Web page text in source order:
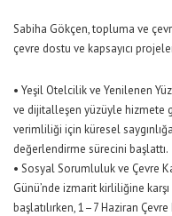
Sabiha Gökçen, topluma ve
çevre dostu ve kapsayıcı
• Yeşil Otelcilik ve Yenilenen
ve dijitalleşen yüzüyle hizmete
verimliliği için küresel
değerlendirme sürecini başlattı.
• Sosyal Sorumluluk ve Çevre
Günü’nde izmarit kirliliğine karşı
başlatılırken, 1–7 Haziran Çevre